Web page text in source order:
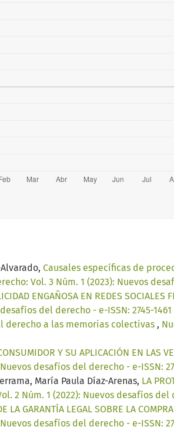
Causales específicas de
Vol. 3 Núm. 1 (2023): Nuevos
ENGAÑOSA EN REDES SOCIALES
del derecho - e-ISSN: 2745-1461
derecho a las memorias colectivas ,
Y SU APLICACIÓN EN LAS
desafíos del derecho - e-ISSN:
María Paula Díaz-Arenas, LA
2 Núm. 1 (2022): Nuevos desafíos del
LA GARANTÍA LEGAL SOBRE LA
desafíos del derecho - e-ISSN: